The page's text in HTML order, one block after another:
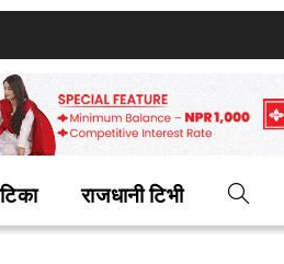
राजधानी टिभी